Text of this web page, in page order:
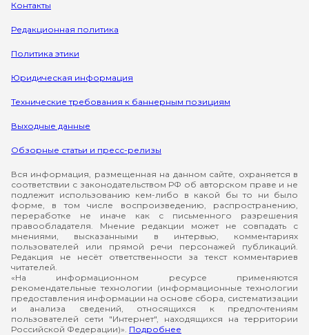
Контакты
Редакционная политика
Политика этики
Юридическая информация
Технические требования к баннерным позициям
Выходные данные
Обзорные статьи и пресс-релизы
Вся информация, размещенная на данном сайте, охраняется в
соответствии с законодательством РФ об авторском праве и не
подлежит использованию кем-либо в какой бы то ни было
форме, в том числе воспроизведению, распространению,
переработке не иначе как с письменного разрешения
правообладателя. Мнение редакции может не совпадать с
мнениями, высказанными в интервью, комментариях
пользователей или прямой речи персонажей публикаций.
Редакция не несёт ответственности за текст комментариев
читателей.
«На информационном ресурсе применяются
рекомендательные технологии (информационные технологии
предоставления информации на основе сбора, систематизации
и анализа сведений, относящихся к предпочтениям
пользователей сети "Интернет", находящихся на территории
Российской Федерации)». Подробнее